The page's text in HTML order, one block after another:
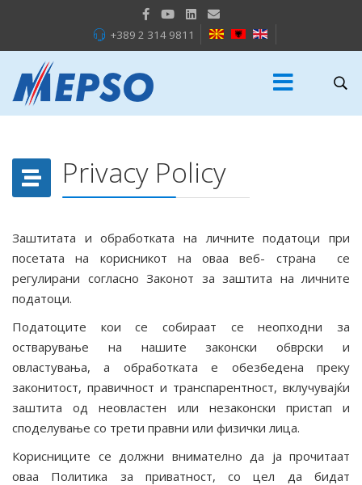
+389 2 314 9811
Privacy Policy
Заштитата и обработката на личните податоци при
посетата на корисникот на оваа веб- страна се
регулирани согласно Законот за заштита на личните
податоци.
Податоците кои се собираат се неопходни за
остварување на нашите законски обврски и
овластувања, а обработката е обезбедена преку
законитост, правичност и транспарентност, вклучувајќи
заштита од неовластен или незаконски пристап и
споделување со трети правни или физички лица.
Корисниците се должни внимателно да ја прочитаат
оваа Политика за приватност, со цел да бидат